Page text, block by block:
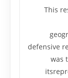
This
defensive
was